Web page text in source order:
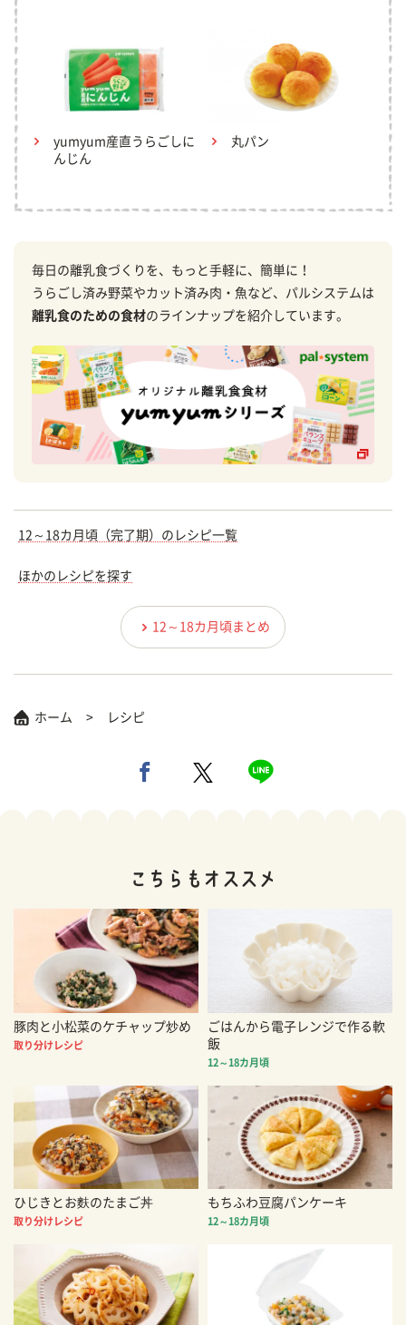
yumyum産直うらごしに
んじん
丸パン
毎日の離乳食づくりを、もっと手軽に、簡単に！
うらごし済み野菜やカット済み肉・魚など、パルシステムは
離乳食のための食材のラインナップを紹介しています。
12～18カ月頃（完了期）のレシピ一覧
ほかのレシピを探す
12～18カ月頃まとめ
ホーム レシピ
豚肉と小松菜のケチャップ炒め
取り分けレシピ
ごはんから電子レンジで作る軟
飯
12～18カ月頃
ひじきとお麩のたまご丼
取り分けレシピ
もちふわ豆腐パンケーキ
12～18カ月頃